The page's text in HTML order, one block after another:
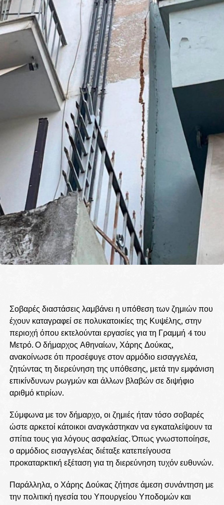
Σοβαρές διαστάσεις λαμβάνει η υπόθεση των ζημιών που
έχουν καταγραφεί σε πολυκατοικίες της Κυψέλης, στην
περιοχή όπου εκτελούνται εργασίες για τη Γραμμή 4 του
Μετρό. Ο δήμαρχος Αθηναίων, Χάρης Δούκας,
ανακοίνωσε ότι προσέφυγε στον αρμόδιο εισαγγελέα,
ζητώντας τη διερεύνηση της υπόθεσης, μετά την εμφάνιση
επικίνδυνων ρωγμών και άλλων βλαβών σε διψήφιο
αριθμό κτιρίων.
Σύμφωνα με τον δήμαρχο, οι ζημιές ήταν τόσο σοβαρές
ώστε αρκετοί κάτοικοι αναγκάστηκαν να εγκαταλείψουν τα
σπίτια τους για λόγους ασφαλείας. Όπως γνωστοποίησε,
ο αρμόδιος εισαγγελέας διέταξε κατεπείγουσα
προκαταρκτική εξέταση για τη διερεύνηση τυχόν ευθυνών.
Παράλληλα, ο Χάρης Δούκας ζήτησε άμεση συνάντηση με
την πολιτική ηγεσία του Υπουργείου Υποδομών και